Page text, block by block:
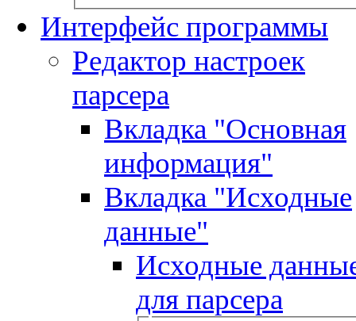
Интерфейс программы
Редактор настроек
парсера
Вкладка "Основная
информация"
Вкладка "Исходные
данные"
Исходные
для парсера